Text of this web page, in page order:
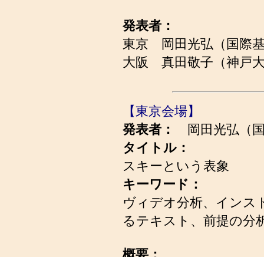
発表者：
東京 岡田光弘（国際
大阪 真田敬子（神戸
【東京会場】
発表者：
岡田光弘（
タイトル：
スキーという表象
キーワード：
ヴィデオ分析、インス
るテキスト、前提の分